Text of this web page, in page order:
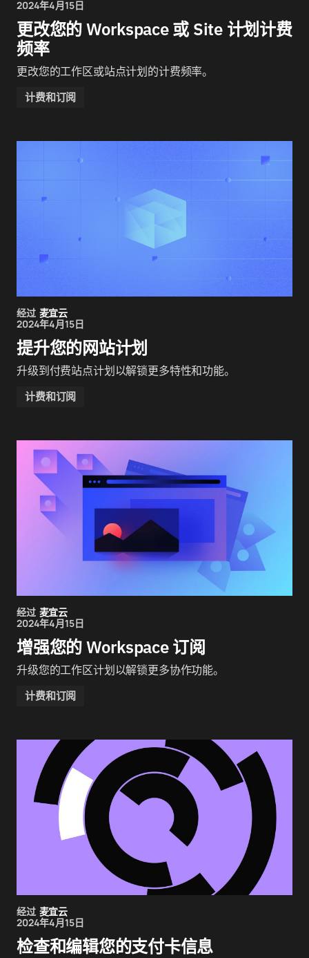
2024年4月15日
更改您的 Workspace 或 Site 计划计费
频率
更改您的工作区或站点计划的计费频率。
计费和订阅
经过 麦宜云
2024年4月15日
提升您的网站计划
升级到付费站点计划以解锁更多特性和功能。
计费和订阅
经过 麦宜云
2024年4月15日
增强您的 Workspace 订阅
升级您的工作区计划以解锁更多协作功能。
计费和订阅
经过 麦宜云
2024年4月15日
检查和编辑您的支付卡信息